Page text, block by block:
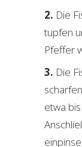
Die
tupfen
Pfeffer
Die
etwa